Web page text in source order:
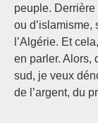
peuple. Derrière
ou
l’Algérie. Et
en parler. Alors,
sud, je veux
de l’argent, du